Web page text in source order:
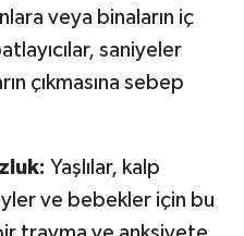
veya binaların iç
saniyeler
çıkmasına sebep
Yaşlılar, kalp
ve bebekler için bu